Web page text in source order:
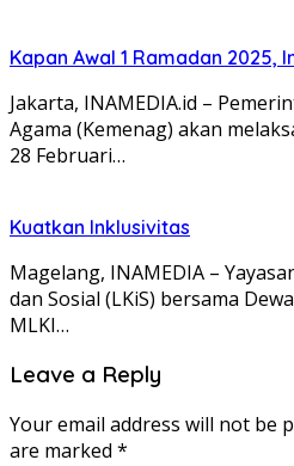
Kapan Awal 1 Ramadan 2025,
Jakarta, INAMEDIA.id –
Agama (Kemenag) akan
28 Februari…
Kuatkan Inklusivitas
Magelang, INAMEDIA –
dan Sosial (LKiS) bersama
MLKI…
Leave a Reply
Your email address will not be
are marked *